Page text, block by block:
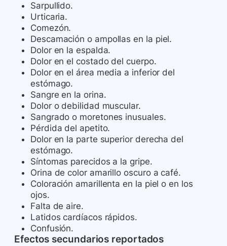
Sarpullido.
Urticaria.
Comezón.
Descamación o ampollas en la piel.
Dolor en la espalda.
Dolor en el costado del cuerpo.
Dolor en el área media a inferior del
estómago.
Sangre en la orina.
Dolor o debilidad muscular.
Sangrado o moretones inusuales.
Pérdida del apetito.
Dolor en la parte superior derecha del
estómago.
Síntomas parecidos a la gripe.
Orina de color amarillo oscuro a café.
Coloración amarillenta en la piel o en los
ojos.
Falta de aire.
Latidos cardíacos rápidos.
Confusión.
Efectos secundarios reportados